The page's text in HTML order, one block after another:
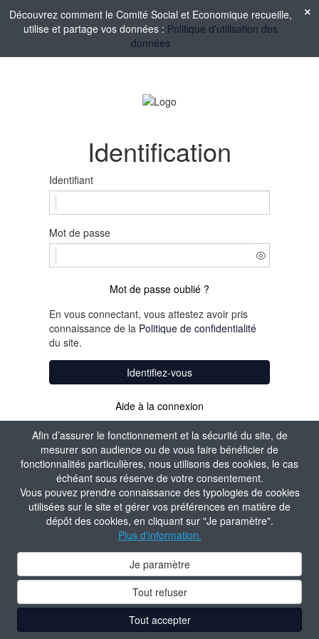
Afin d’assurer le fonctionnement et la sécurité du site, de
mesurer son audience ou de vous faire bénéficier de
fonctionnalités particulières, nous utilisons des cookies, le cas
échéant sous réserve de votre consentement.
Vous pouvez prendre connaissance des typologies de cookies
utilisées sur le site et gérer vos préférences en matière de
dépôt des cookies, en cliquant sur "Je paramètre".
Plus d'information.
Je paramètre
Tout refuser
Tout accepter
Découvrez comment le Comité Social et Economique recueille,
utilise et partage vos données : Politique d'utilisation des
données
Identification
Identifiant
Mot de passe
Mot de passe oublié ?
En vous connectant, vous attestez avoir pris
connaissance de la Politique de confidentialité
du site.
Identifiez-vous
Aide à la connexion